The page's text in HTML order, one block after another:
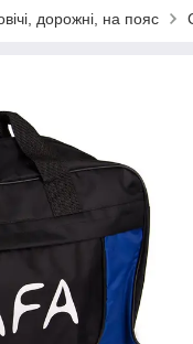
дорожні, на пояс